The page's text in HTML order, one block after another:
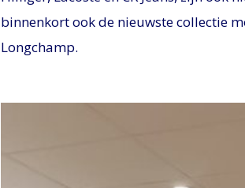
binnenkort ook de nieuwste collectie
Longchamp.